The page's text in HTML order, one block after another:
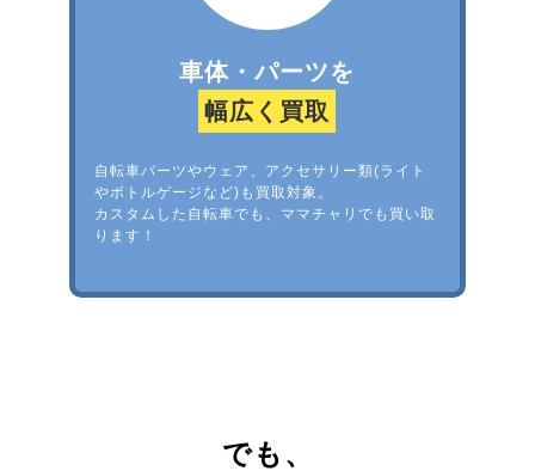
車体・パーツを
幅広く買取
自転車パーツやウェア、アクセサリー類(ライト
やボトルゲージなど)も買取対象。
カスタムした自転車でも、ママチャリでも買い取
ります！
でも、